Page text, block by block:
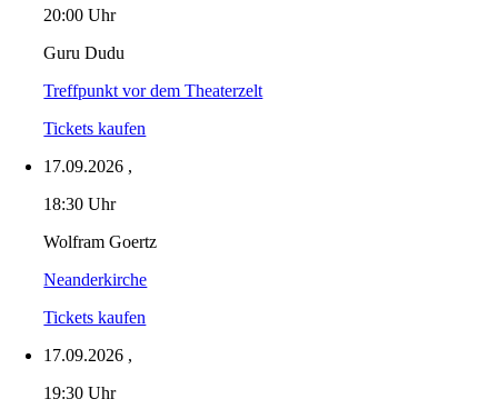
20:00 Uhr
Guru Dudu
Treffpunkt vor dem Theaterzelt
Tickets kaufen
17.09.2026 ,
18:30 Uhr
Wolfram Goertz
Neanderkirche
Tickets kaufen
17.09.2026 ,
19:30 Uhr